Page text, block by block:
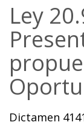
Ley
Dictamen